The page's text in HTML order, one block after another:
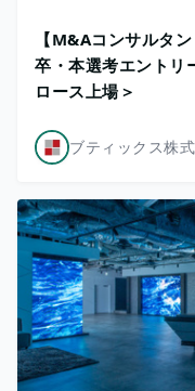
【M&Aコンサルタ
卒・本選考エントリ
ロース上場＞
ブティックス株